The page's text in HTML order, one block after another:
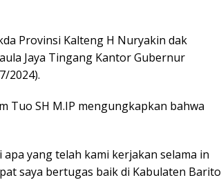
Provinsi Kalteng H Nuryakin dak
Jaya Tingang Kantor Gubernur
2024).
Tuo SH M.IP mengungkapkan bahwa
yang telah kami kerjakan selama in
saya bertugas baik di Kabulaten Barito